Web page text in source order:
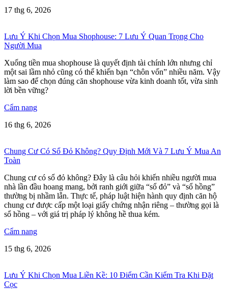
17 thg 6, 2026
Lưu Ý Khi Chọn Mua Shophouse: 7 Lưu Ý Quan Trọng Cho
Người Mua
Xuống tiền mua shophouse là quyết định tài chính lớn nhưng chỉ
một sai lầm nhỏ cũng có thể khiến bạn “chôn vốn” nhiều năm. Vậy
làm sao để chọn đúng căn shophouse vừa kinh doanh tốt, vừa sinh
lời bền vững?
Cẩm nang
16 thg 6, 2026
Chung Cư Có Sổ Đỏ Không? Quy Định Mới Và 7 Lưu Ý Mua An
Toàn
Chung cư có sổ đỏ không? Đây là câu hỏi khiến nhiều người mua
nhà lần đầu hoang mang, bởi ranh giới giữa “sổ đỏ” và “sổ hồng”
thường bị nhầm lẫn. Thực tế, pháp luật hiện hành quy định căn hộ
chung cư được cấp một loại giấy chứng nhận riêng – thường gọi là
sổ hồng – với giá trị pháp lý không hề thua kém.
Cẩm nang
15 thg 6, 2026
Lưu Ý Khi Chọn Mua Liền Kề: 10 Điểm Cần Kiểm Tra Khi Đặt
Cọc